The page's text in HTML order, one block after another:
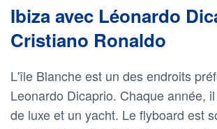
Ibiza avec Léonardo
Cristiano Ronaldo
L'île Blanche est un des endroits
Leonardo Dicaprio. Chaque année,
de luxe et un yacht. Le flyboard est